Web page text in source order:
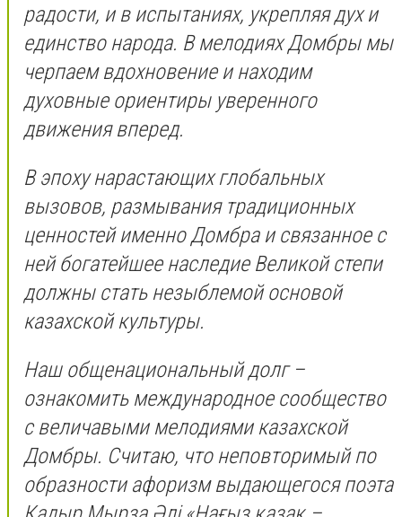
радости, и в испытаниях, укрепляя дух и
единство народа. В мелодиях Домбры мы
черпаем вдохновение и находим
духовные ориентиры уверенного
движения вперед.
В эпоху нарастающих глобальных
вызовов, размывания традиционных
ценностей именно Домбра и связанное с
ней богатейшее наследие Великой степи
должны стать незыблемой основой
казахской культуры.
Наш общенациональный долг –
ознакомить международное сообщество
с величавыми мелодиями казахской
Домбры. Считаю, что неповторимый по
образности афоризм выдающегося поэта